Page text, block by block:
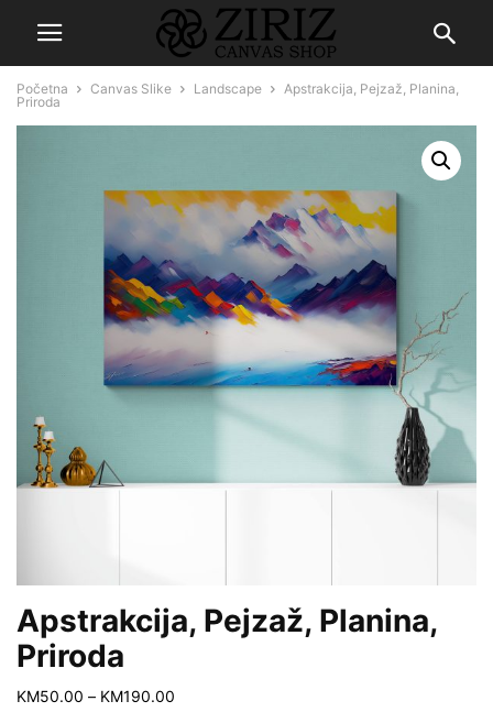
Početna Canvas Slike Landscape
Apstrakcija, Pejzaž, Planina,
Priroda
Apstrakcija, Pejzaž, Planina,
Priroda
KM50.00 – KM190.00